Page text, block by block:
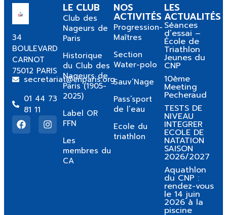
34
BOULEVARD
CARNOT
75012 PARIS
secretariat@cnparis.org
01 44 73
81 11
LE CLUB
Club des
Nageurs de
Paris
Historique
du Club des
Nageurs de
Paris (1905-
2025)
Label OR
FFN
Les
membres du
CA
NOS
ACTIVITÉS
Progression-
Maîtres
Section
Water-polo
Sauv’Nage
Pass’sport
de l’eau
Ecole du
triathlon
LES
ACTUALITÉS
Séances
d’essai –
École de
Triathlon
Jeunes du
CNP
10ème
Meeting
Pecheraud
TESTS DE
NIVEAU
INTEGRER
ECOLE DE
NATATION
SAISON
2026/2027
Aquathlon
du CNP :
rendez-vous
le 14 juin
2026 à la
piscine